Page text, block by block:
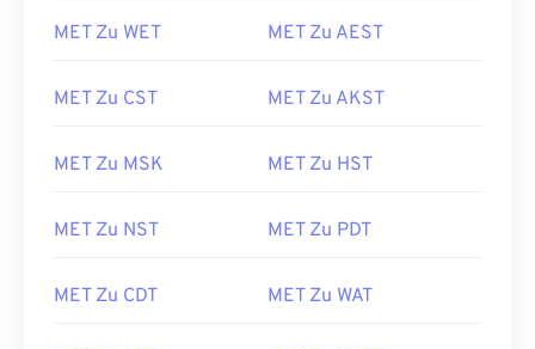
MET Zu WET MET Zu AEST
MET Zu CST MET Zu AKST
MET Zu MSK MET Zu HST
MET Zu NST MET Zu PDT
MET Zu CDT MET Zu WAT